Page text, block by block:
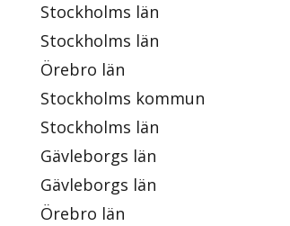
Stockholms län
Stockholms län
Örebro län
Stockholms kommun
Stockholms län
Gävleborgs län
Gävleborgs län
Örebro län